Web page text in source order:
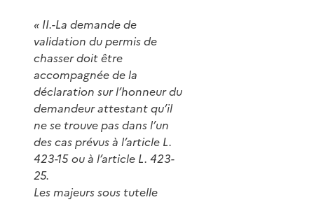
« II.-La demande de
validation du permis de
chasser doit être
accompagnée de la
déclaration sur l’honneur du
demandeur attestant qu’il
ne se trouve pas dans l’un
des cas prévus à l’article L.
423-15 ou à l’article L. 423-
25.
Les majeurs sous tutelle